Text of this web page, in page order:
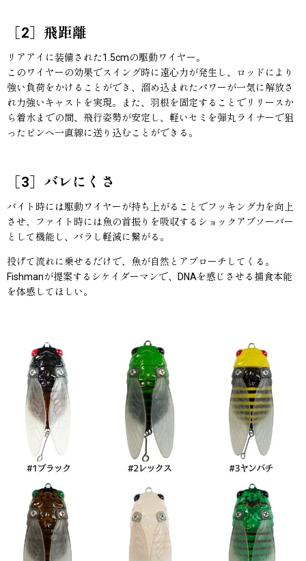
［2］飛距離
リアアイに装備された1.5cmの駆動ワイヤー。
このワイヤーの効果でスイング時に遠心力が発生し、ロッドにより
強い負荷をかけることができ、溜め込まれたパワーが一気に解放さ
れ力強いキャストを実現。また、羽根を固定することでリリースか
ら着水までの間、飛行姿勢が安定し、軽いセミを弾丸ライナーで狙
ったピンへ一直線に送り込むことができる。
［3］バレにくさ
バイト時には駆動ワイヤーが持ち上がることでフッキング力を向上
させ、ファイト時には魚の首振りを吸収するショックアブソーバー
として機能し、バラし軽減に繋がる。
投げて流れに乗せるだけで、魚が自然とアプローチしてくる。
Fishmanが提案するシケイダーマンで、DNAを感じさせる捕食本能
を体感してほしい。